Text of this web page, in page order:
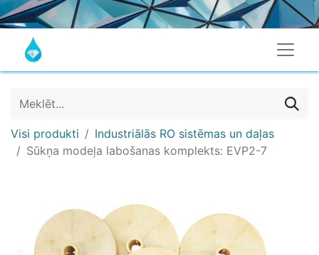
Visi produkti
Industriālās RO sistēmas un daļas
Sūkņa modeļa labošanas komplekts: EVP2-7